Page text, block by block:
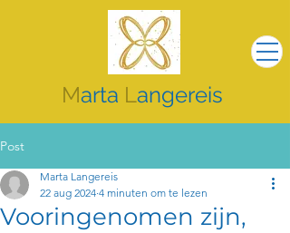
Marta Langereis
Post
Vooringenomen zijn,
Marta Langereis
22 aug 2024 4 minuten om te lezen